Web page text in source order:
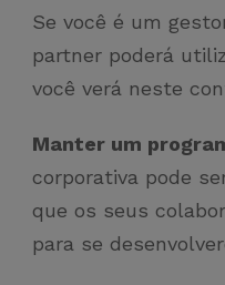
Se você é um
partner poderá
você verá neste
Manter um
corporativa pode
que os seus
para se